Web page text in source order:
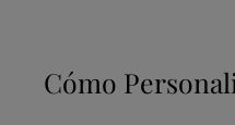
Cómo